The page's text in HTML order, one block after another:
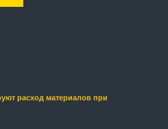
расход материалов при